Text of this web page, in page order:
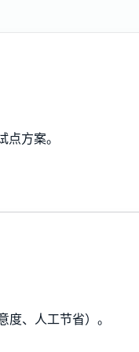
方案。
、人工节省）。